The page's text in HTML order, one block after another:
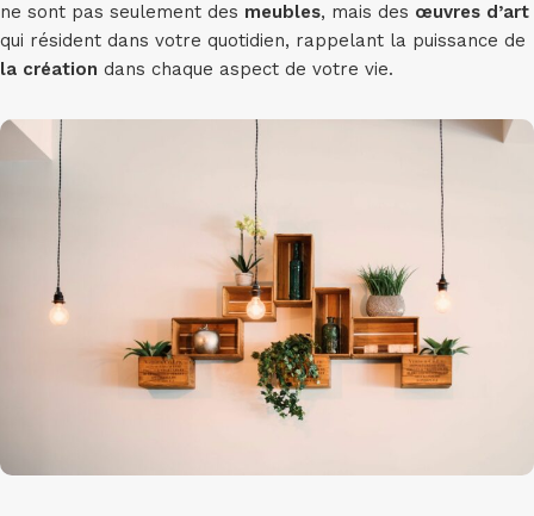
ne sont pas seulement des meubles, mais des œuvres d’art
qui résident dans votre quotidien, rappelant la puissance de
la création dans chaque aspect de votre vie.